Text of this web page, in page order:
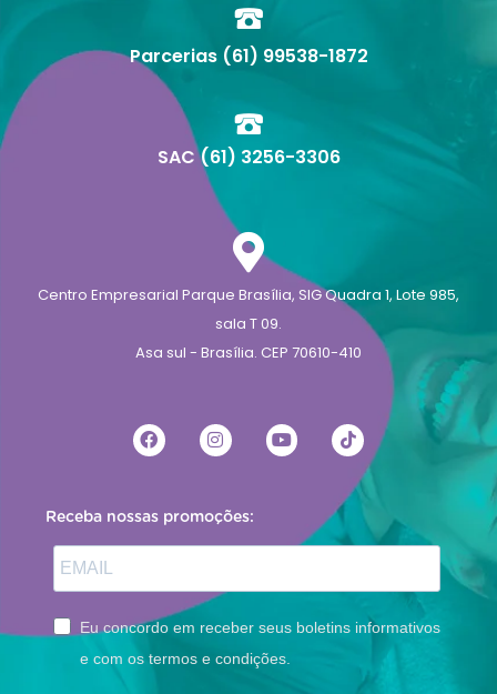
Parcerias (61) 99538-1872
SAC (61) 3256-3306
Centro Empresarial Parque Brasília, SIG Quadra 1, Lote 985,
sala T 09.
Asa sul - Brasília. CEP 70610-410
Receba nossas promoções:
Eu concordo em receber seus boletins informativos
e com os termos e condições.